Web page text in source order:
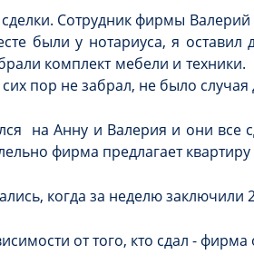
Сотрудник фирмы
были у нотариуса, я оставил
комплект мебели и техники.
пор не забрал, не было
на Анну и Валерия и они все
фирма предлагает
когда за неделю заключили
от того, кто сдал -